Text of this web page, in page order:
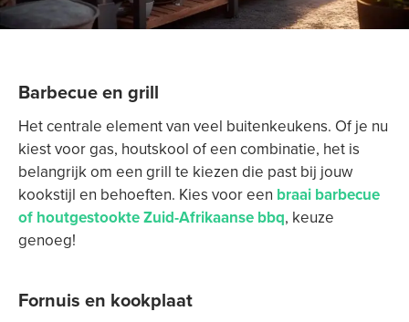
Barbecue en grill
Het centrale element van veel buitenkeukens. Of je nu
kiest voor gas, houtskool of een combinatie, het is
belangrijk om een grill te kiezen die past bij jouw
kookstijl en behoeften. Kies voor een braai barbecue
of houtgestookte Zuid-Afrikaanse bbq, keuze
genoeg!
Fornuis en kookplaat